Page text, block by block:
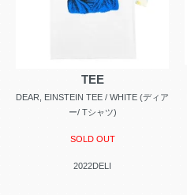
TEE
DEAR, EINSTEIN TEE / WHITE (ディア
ー/ Tシャツ)
SOLD OUT
2022DELI